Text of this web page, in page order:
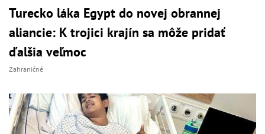
Turecko láka Egypt do novej obrannej
aliancie: K trojici krajín sa môže pridať
ďalšia veľmoc
Zahraničné